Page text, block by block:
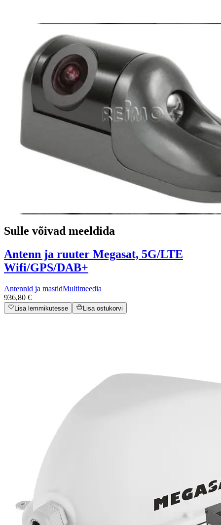
Sulle võivad meeldida
Antenn ja ruuter Megasat, 5G/LTE
Wifi/GPS/DAB+
Antennid ja mastidMultimeedia
936,80 €
Lisa lemmikutesse Lisa ostukorvi